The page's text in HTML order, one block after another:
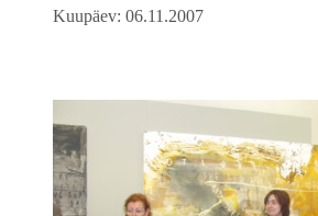
Kuupäev: 06.11.2007